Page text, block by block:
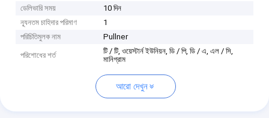
ডেলিভারি সময়
10 দিন
ন্যূনতম চাহিদার পরিমাণ
1
পরিচিতিমুলক নাম
Pullner
পরিশোধের শর্ত
টি / টি, ওয়েস্টার্ন ইউনিয়ন, ডি / পি, ডি / এ, এল / সি,
মানিগ্রাম
আরো দেখুন